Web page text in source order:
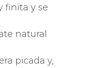
finita y se
natural
picada y,